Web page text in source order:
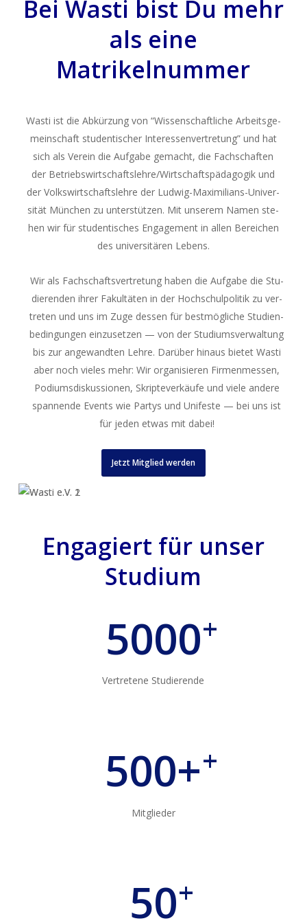
Bei Wasti bist Du mehr
als eine
Matrikelnummer
Was­ti ist die Abkür­zung von “Wis­sen­schaft­li­che Arbeits­ge­
mein­schaft stu­den­ti­scher Inter­es­sen­ver­tre­tung” und hat
sich als Ver­ein die Auf­ga­be gemacht, die Fach­schaf­ten
der Betriebswirtschaftslehre/Wirtschaftspädagogik und
der Volks­wirt­schafts­leh­re der Lud­wig-Maxi­mi­li­ans-Uni­ver­
si­tät Mün­chen zu unter­stüt­zen. Mit unse­rem Namen ste­
hen wir für stu­den­ti­sches Enga­ge­ment in allen Berei­chen
des uni­ver­si­tä­ren Lebens.
Wir als Fach­schafts­ver­tre­tung haben die Auf­ga­be die Stu­
die­ren­den ihrer Fakul­tä­ten in der Hoch­schul­po­li­tik zu ver­
tre­ten und uns im Zuge des­sen für best­mög­li­che Stu­di­en­
be­din­gun­gen ein­zu­set­zen — von der Stu­di­ums­ver­wal­tung
bis zur ange­wand­ten Leh­re. Dar­über hin­aus bie­tet Was­ti
aber noch vie­les mehr: Wir orga­ni­sie­ren Fir­men­mes­sen,
Podi­ums­dis­kus­sio­nen, Skript­ever­käu­fe und vie­le ande­re
span­nen­de Events wie Par­tys und Uni­fes­te — bei uns ist
für jeden etwas mit dabei!
Jetzt Mit­glied werden
Engagiert für unser
Studium
5000+
Ver­tre­te­ne Studierende
500++
Mit­glie­der
50+